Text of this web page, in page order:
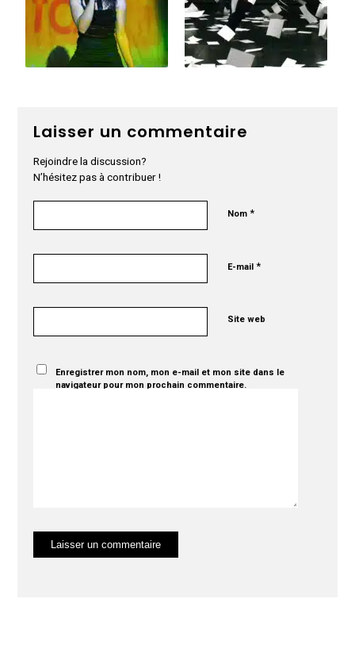
Laisser un commentaire
Rejoindre la discussion?
N’hésitez pas à contribuer !
Nom*
E-mail*
Site web
Enregistrer mon nom, mon e-mail et mon site dans le
navigateur pour mon prochain commentaire.